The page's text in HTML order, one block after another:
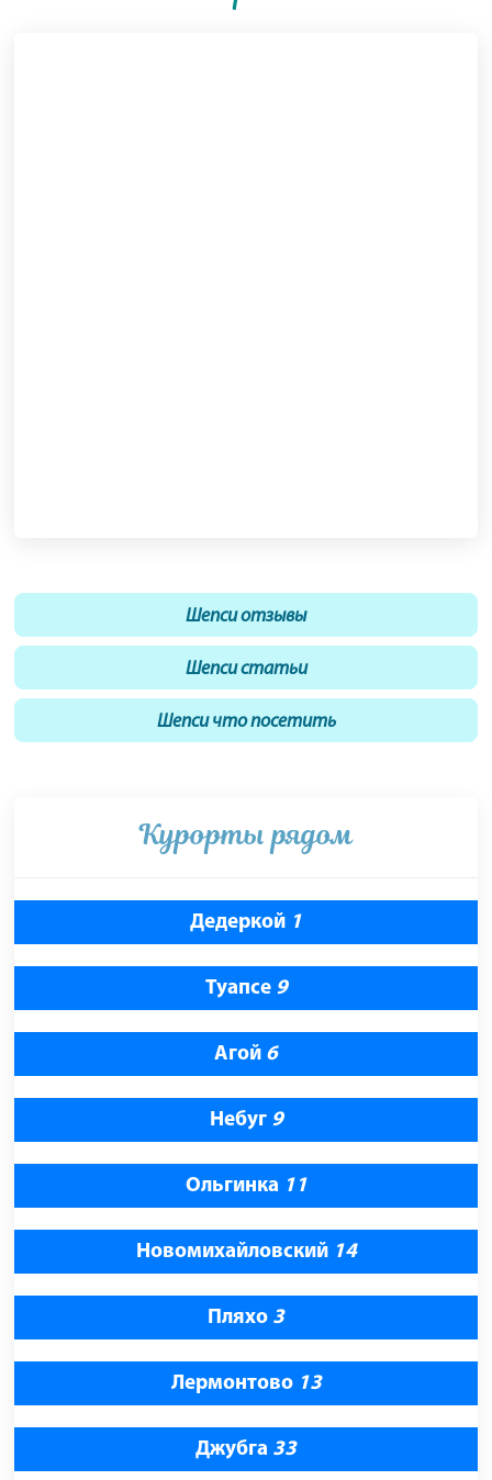
Шепси отзывы
Шепси статьи
Шепси что посетить
Курорты рядом
Дедеркой 1
Туапсе 9
Агой 6
Небуг 9
Ольгинка 11
Новомихайловский 14
Пляхо 3
Лермонтово 13
Джубга 33